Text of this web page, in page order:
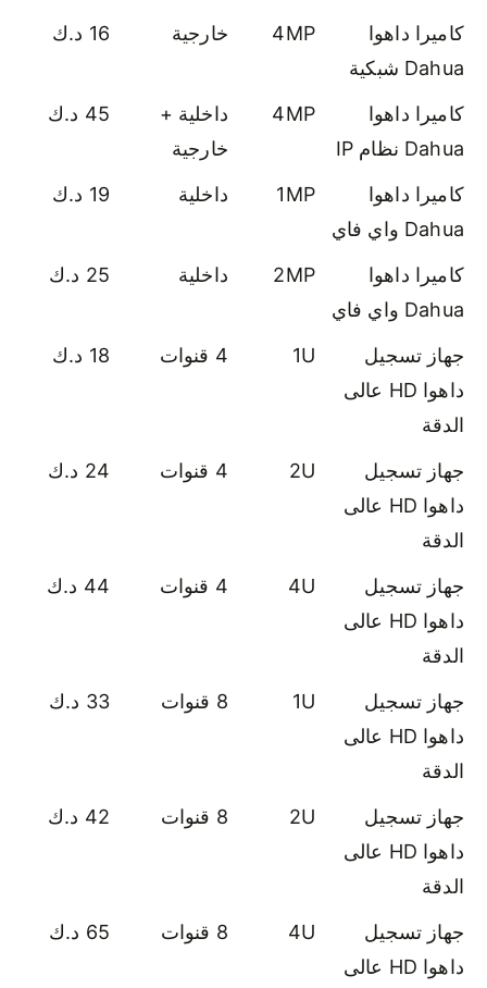
كاميرا داهوا
Dahua شبكية
4MP خارجية 16 د.ك
كاميرا داهوا
Dahua نظام IP
4MP
داخلية +
خارجية
45 د.ك
كاميرا داهوا
Dahua واي فاي
1MP داخلية 19 د.ك
كاميرا داهوا
Dahua واي فاي
2MP داخلية 25 د.ك
جهاز تسجيل
داهوا HD عالى
الدقة
1U 4 قنوات 18 د.ك
جهاز تسجيل
داهوا HD عالى
الدقة
2U 4 قنوات 24 د.ك
جهاز تسجيل
داهوا HD عالى
الدقة
4U 4 قنوات 44 د.ك
جهاز تسجيل
داهوا HD عالى
الدقة
1U 8 قنوات 33 د.ك
جهاز تسجيل
داهوا HD عالى
الدقة
2U 8 قنوات 42 د.ك
جهاز تسجيل
داهوا HD عالى
4U 8 قنوات 65 د.ك